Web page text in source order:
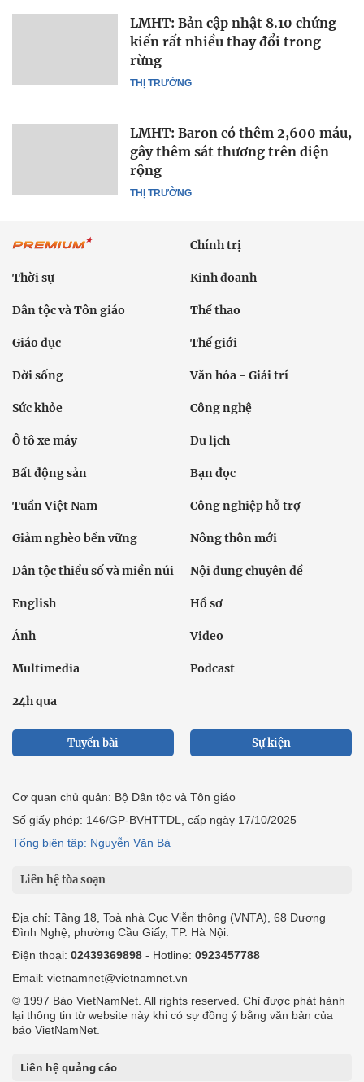
THỊ TRƯỜNG
LMHT: Bản cập nhật 8.10 chứng
kiến rất nhiều thay đổi trong
rừng
THỊ TRƯỜNG
LMHT: Baron có thêm 2,600 máu,
gây thêm sát thương trên diện
rộng
Chính trị
Thời sự Kinh doanh
Dân tộc và Tôn giáo Thể thao
Giáo dục Thế giới
Đời sống Văn hóa - Giải trí
Sức khỏe Công nghệ
Ô tô xe máy Du lịch
Bất động sản Bạn đọc
Tuần Việt Nam Công nghiệp hỗ trợ
Giảm nghèo bền vững Nông thôn mới
Dân tộc thiểu số và miền núi Nội dung chuyên đề
English Hồ sơ
Ảnh Video
Multimedia Podcast
24h qua
Tuyến bài Sự kiện
Cơ quan chủ quản: Bộ Dân tộc và Tôn giáo
Số giấy phép: 146/GP-BVHTTDL, cấp ngày 17/10/2025
Tổng biên tập: Nguyễn Văn Bá
Liên hệ tòa soạn
Địa chỉ: Tầng 18, Toà nhà Cục Viễn thông (VNTA), 68 Dương
Đình Nghệ, phường Cầu Giấy, TP. Hà Nội.
Điện thoại: 02439369898 - Hotline: 0923457788
Email: vietnamnet@vietnamnet.vn
© 1997 Báo VietNamNet. All rights reserved. Chỉ được phát hành
lại thông tin từ website này khi có sự đồng ý bằng văn bản của
báo VietNamNet.
Liên hệ quảng cáo